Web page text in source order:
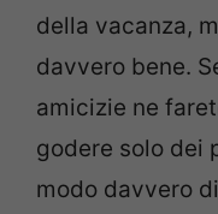
della vacanza,
davvero bene.
amicizie ne
godere solo dei
modo davvero